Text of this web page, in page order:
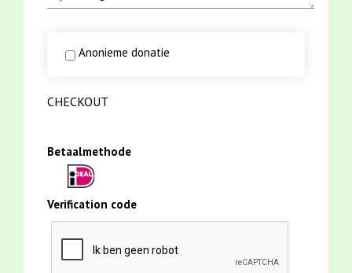
Anonieme donatie
CHECKOUT
Betaalmethode
Verification code